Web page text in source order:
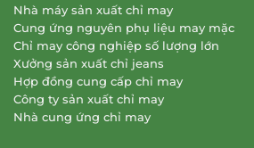
Nhà máy sản xuất chỉ may
Cung ứng nguyên phụ liệu may mặc
Chỉ may công nghiệp số lượng lớn
Xưởng sản xuất chỉ jeans
Hợp đồng cung cấp chỉ may
Công ty sản xuất chỉ may
Nhà cung ứng chỉ may